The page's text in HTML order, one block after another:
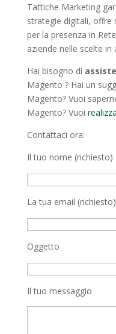
Tattiche Marketing
strategie digitali, offre
per la presenza in
aziende nelle scelte in
Hai bisogno di
Magento ? Hai un
Magento? Vuoi
Magento? Vuoi
Contattaci ora:
Il tuo nome (richiesto)
La tua email (richiesto)
Oggetto
Il tuo messaggio